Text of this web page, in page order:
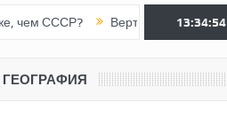
Вертикаль под давлением13:34:55
ГЕОГРАФИЯ